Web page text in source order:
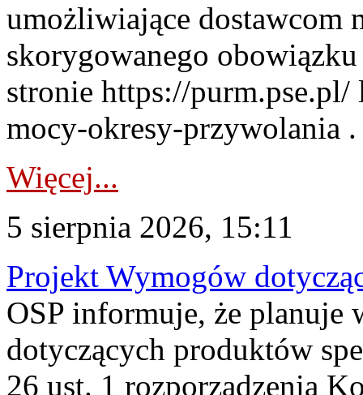
umożliwiające dostawcom
skorygowanego
stronie https://
mocy-okresy-przywolania
Więcej...
5 sierpnia 2026, 15:11
Projekt Wymogów
OSP informuje, że planuje
dotyczących produktów
26 ust. 1 rozporządzenia